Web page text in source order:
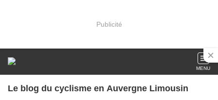
Publicité
MENU
Le blog du cyclisme en Auvergne Limousin